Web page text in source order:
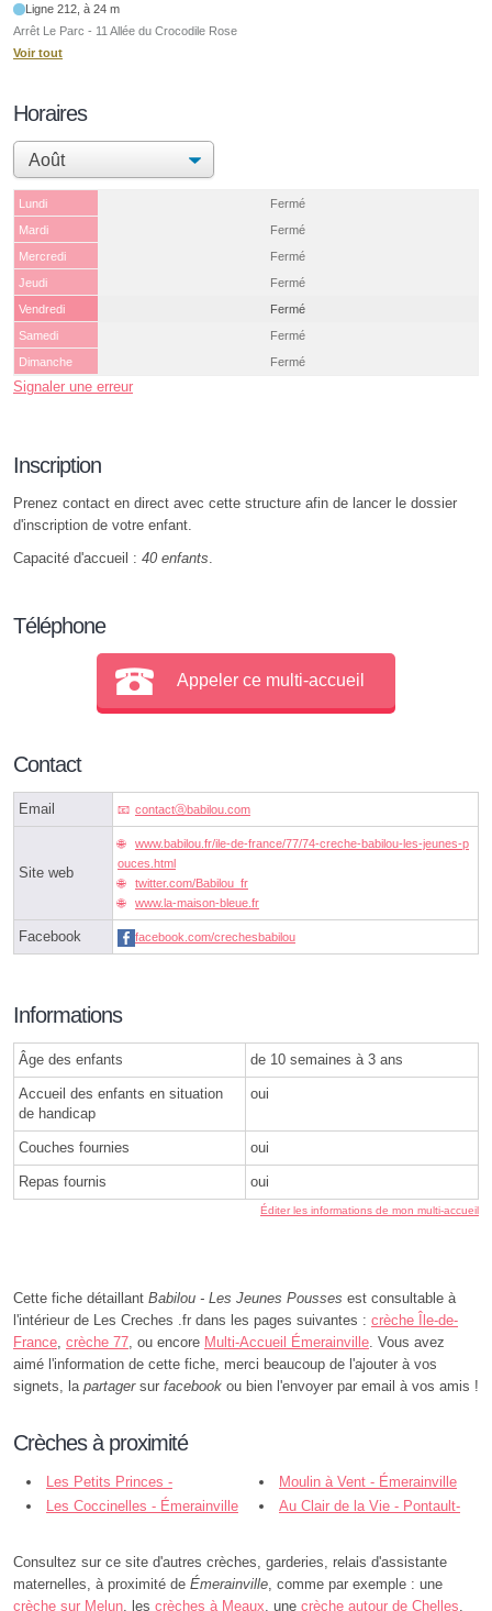
Ligne 212, à 24 m
Arrêt Le Parc - 11 Allée du Crocodile Rose
Voir tout
Horaires
Lundi
Fermé
Mardi
Fermé
Mercredi
Fermé
Jeudi
Fermé
Vendredi
Fermé
Samedi
Fermé
Dimanche
Fermé
Signaler une erreur
Inscription
Prenez contact en direct avec cette structure afin de lancer le dossier
d'inscription de votre enfant.
Capacité d'accueil : 40 enfants
Téléphone
Appeler ce multi-accueil
Contact
Email contactⓐbabilou.com
Site web
www.babilou.fr/ile-de-france/77/74-creche-babilou-les-jeunes-p
ouces.html
twitter.com/Babilou_fr
www.la-maison-bleue.fr
Facebook facebook.com/crechesbabilou
Informations
Âge des enfants de 10 semaines à 3 ans
Accueil des enfants en situation
de handicap
oui
Couches fournies oui
Repas fournis oui
Éditer les informations de mon multi-accueil
Cette fiche détaillant Babilou - Les Jeunes Pousses est consultable à
l'intérieur de Les Creches .fr dans les pages suivantes : crèche Île-de-
France crèche 77 , ou encore Multi-Accueil Émerainville . Vous avez
aimé l'information de cette fiche, merci beaucoup de l'ajouter à vos
signets, la partagersur facebook ou bien l'envoyer par email à vos amis !
Crèches à proximité
Les Petits Princes -
Émerainville
Moulin à Vent - Émerainville
Les Coccinelles - Émerainville
Au Clair de la Vie - Pontault-
Consultez sur ce site d'autres crèches, garderies, relais d'assistante
maternelles, à proximité de Émerainville , comme par exemple : une
crèche sur Melun , les crèches à Meaux , une crèche autour de Chelles